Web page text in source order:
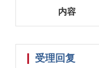
内容
受理回复